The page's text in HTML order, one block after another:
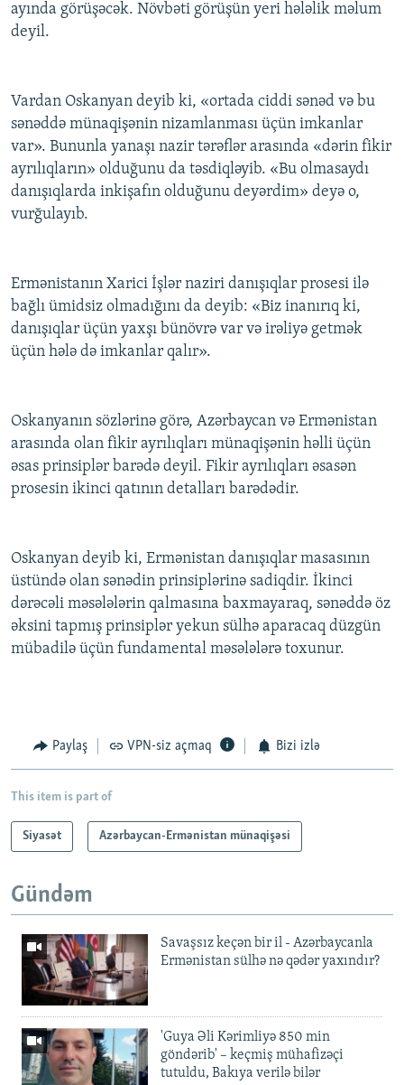
ayında görüşəcək. Növbəti görüşün yeri hələlik məlum
deyil.
Vardan Oskanyan deyib ki, «ortada ciddi sənəd və bu
sənəddə münaqişənin nizamlanması üçün imkanlar
var». Bununla yanaşı nazir tərəflər arasında «dərin fikir
ayrılıqların» olduğunu da təsdiqləyib. «Bu olmasaydı
danışıqlarda inkişafın olduğunu deyərdim» deyə o,
vurğulayıb.
Ermənistanın Xarici İşlər naziri danışıqlar prosesi ilə
bağlı ümidsiz olmadığını da deyib: «Biz inanırıq ki,
danışıqlar üçün yaxşı bünövrə var və irəliyə getmək
üçün hələ də imkanlar qalır».
Oskanyanın sözlərinə görə, Azərbaycan və Ermənistan
arasında olan fikir ayrılıqları münaqişənin həlli üçün
əsas prinsiplər barədə deyil. Fikir ayrılıqları əsasən
prosesin ikinci qatının detalları barədədir.
Oskanyan deyib ki, Ermənistan danışıqlar masasının
üstündə olan sənədin prinsiplərinə sadiqdir. İkinci
dərəcəli məsələlərin qalmasına baxmayaraq, sənəddə öz
əksini tapmış prinsiplər yekun sülhə aparacaq düzgün
mübadilə üçün fundamental məsələlərə toxunur.
Paylaş VPN-siz açmaq Bizi izlə
This item is part of
Siyasət Azərbaycan-Ermənistan münaqişəsi
Gündəm
Savaşsız keçən bir il - Azərbaycanla
Ermənistan sülhə nə qədər yaxındır?
'Guya Əli Kərimliyə 850 min
göndərib' – keçmiş mühafizəçi
tutuldu, Bakıya verilə bilər